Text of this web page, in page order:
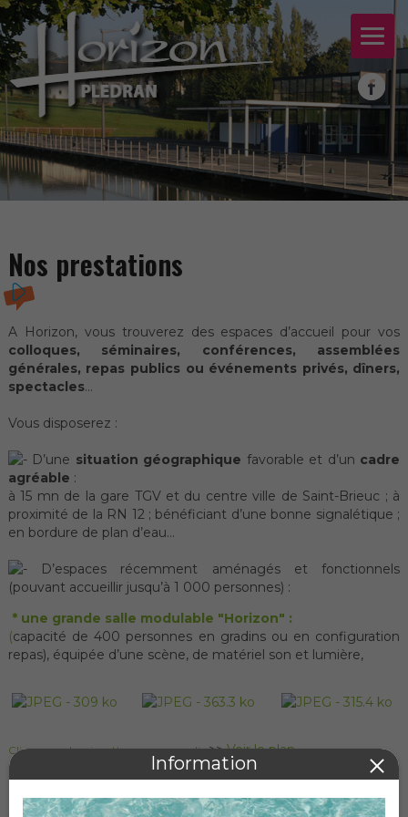
Nos prestations
A Horizon, vous trouverez des espaces d’accueil pour vos
colloques, séminaires, conférences, assemblées
générales, repas publics ou événements privés, dîners,
spectacles…
Vous disposerez :
D’une situation géographique favorable et d’un cadre
agréable :
à 15 mn de la gare TGV et du centre ville de Saint-Brieuc ; à
proximité de la RN 12 ; bénéficiant d’une bonne signalétique ;
en bordure de plan d’eau…
D’espaces récemment aménagés et fonctionnels
(pouvant accueillir jusqu’à 1 000 personnes) :
* une grande salle modulable "Horizon" :
(capacité de 400 personnes en gradins ou en configuration
repas), équipée d’une scène, de matériel son et lumière,
Cliquez sur les vignettes pour agrandir>>Voir le plan
* une salle plus petite "Louis Guilloux" :